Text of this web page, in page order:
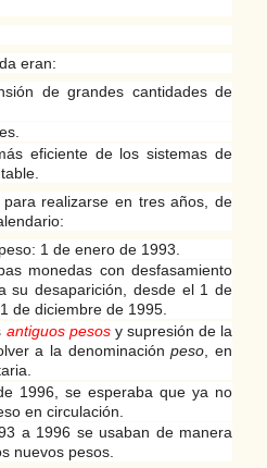
eran:
de grandes cantidades de
eficiente de los sistemas de
realizarse en tres años, de
1 de enero de 1993.
monedas con desfasamiento
su desaparición, desde el 1 de
de diciembre de 1995.
antiguos pesos y supresión de la
a la denominaciónpeso , en
1996, se esperaba que ya no
en circulación.
a 1996 se usaban de manera
nuevos pesos.